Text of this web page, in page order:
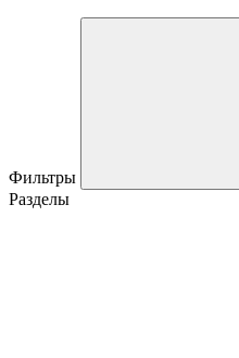
Фильтры
Разделы